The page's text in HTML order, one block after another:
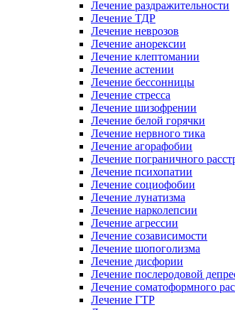
Лечение раздражительности
Лечение ТДР
Лечение неврозов
Лечение анорексии
Лечение клептомании
Лечение астении
Лечение бессонницы
Лечение стресса
Лечение шизофрении
Лечение белой горячки
Лечение нервного тика
Лечение агорафобии
Лечение пограничного
Лечение психопатии
Лечение социофобии
Лечение лунатизма
Лечение нарколепсии
Лечение агрессии
Лечение созависимости
Лечение шопоголизма
Лечение дисфории
Лечение послеродовой
Лечение соматоформного
Лечение ГТР